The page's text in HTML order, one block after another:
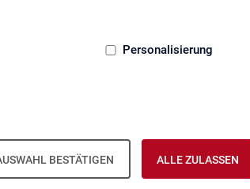
Personalisierung
BESTÄTIGEN ALLE ZULASSEN
in Deutsch­land. Er in­for­miert für